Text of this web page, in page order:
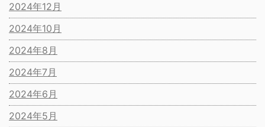
2024年12月
2024年10月
2024年8月
2024年7月
2024年6月
2024年5月